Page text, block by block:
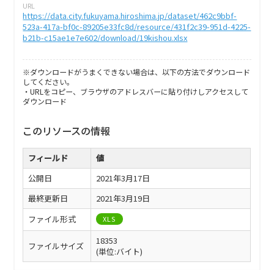
URL
https://data.city.fukuyama.hiroshima.jp/dataset/462c9bbf-
523a-417a-bf0c-89205e33fc8d/resource/431f2c39-951d-4225-
b21b-c15ae1e7e602/download/19kishou.xlsx
※ダウンロードがうまくできない場合は、以下の方法でダウンロード
してください。
・URLをコピー、ブラウザのアドレスバーに貼り付けしアクセスして
ダウンロード
このリソースの情報
フィールド
値
公開日
2021年3月17日
最終更新日
2021年3月19日
ファイル形式
XLS
ファイルサイズ
18353
(単位:バイト)